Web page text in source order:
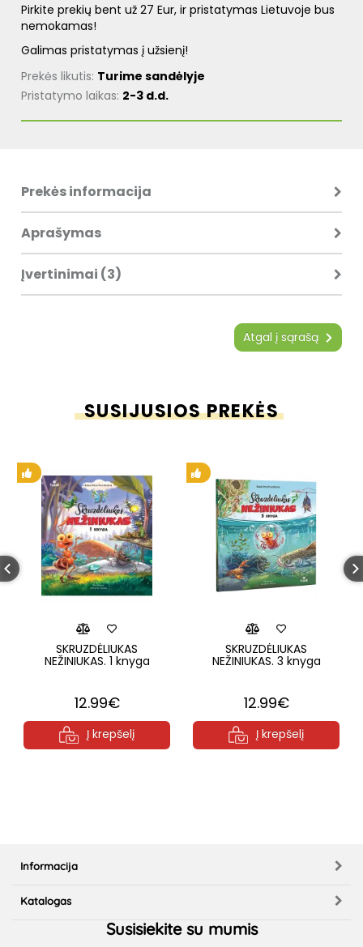
Pirkite prekių bent už 27 Eur, ir pristatymas Lietuvoje bus
nemokamas!
Galimas pristatymas į užsienį!
Prekės likutis: Turime sandėlyje
Pristatymo laikas: 2-3 d.d.
Prekės informacija
Aprašymas
Įvertinimai (3)
Atgal į sąrašą
SUSIJUSIOS PREKĖS
SKRUZDĖLIUKAS
NEŽINIUKAS. 1 knyga
12.99€
Į krepšelį
SKRUZDĖLIUKAS
NEŽINIUKAS. 3 knyga
12.99€
Į krepšelį
Informacija
Katalogas
Susisiekite su mumis